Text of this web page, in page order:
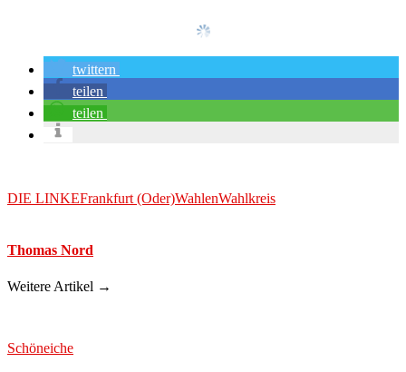
twittern
teilen
teilen
DIE LINKEFrankfurt (Oder)WahlenWahlkreis
Thomas Nord
Weitere Artikel →
Schöneiche